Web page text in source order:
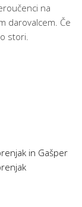
na
darovalcem. Če
stori.
in Gašper